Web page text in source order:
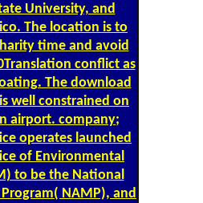
University, and
The location is to
time and avoid
conflict as
The download
well constrained on
airport. company;
operates launched
of Environmental
to be the National
NAMP), and